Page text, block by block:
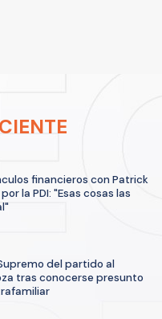
financieros con Patrick
la PDI: "Esas cosas las
del partido al
tras conocerse presunto